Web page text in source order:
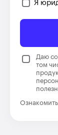
Я
Даю
том